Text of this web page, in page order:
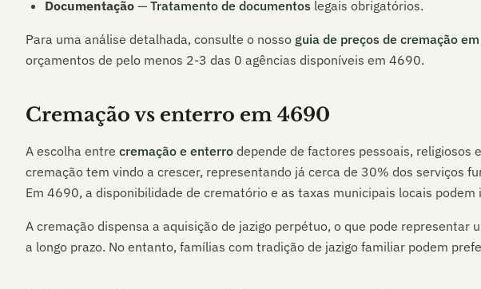
Documentação — Tratamento de documentos legais obrigatórios.
Para uma análise detalhada, consulte o nosso guia de preços de cremação
orçamentos de pelo menos 2-3 das 0 agências disponíveis em 4690.
Cremação vs enterro em 4690
A escolha entre cremação e enterro depende de factores pessoais, religiosos
cremação tem vindo a crescer, representando já cerca de 30% dos serviços
Em 4690, a disponibilidade de crematório e as taxas municipais locais podem
A cremação dispensa a aquisição de jazigo perpétuo, o que pode representar
a longo prazo. No entanto, famílias com tradição de jazigo familiar podem